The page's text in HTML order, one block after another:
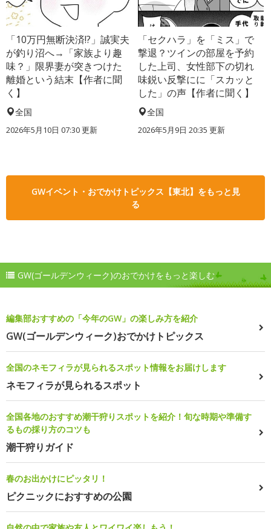
「10万円無断決済!?」誠実夫
が釣り沼へ→「家族より趣
味？」限界妻が突きつけた
離婚という結末【作者に聞
く】
全国
2026年5月10日 07:30 更新
「セクハラ」を「ミス」で
撃退？ツインの部屋を予約
した上司、女性部下の切れ
味鋭い反撃にに「スカッと
した」の声【作者に聞く】
全国
2026年5月9日 20:35 更新
GWイベント・おでかけトピックス【東北】をもっと見
る
GW(ゴールデンウィーク)のおでかけをもっと楽しむ
編集部おすすめの「今年のGW」の楽しみ方を紹介
GW(ゴールデンウィーク)おでかけトピックス
全国のネモフィラが見られるスポット情報をお届けします
ネモフィラが見られるスポット
全国各地のおすすめ潮干狩りスポットを紹介！旬な時期や準備す
るもの採り方のコツも
潮干狩りガイド
春のお出かけにピッタリ！
ピクニックにおすすめの公園